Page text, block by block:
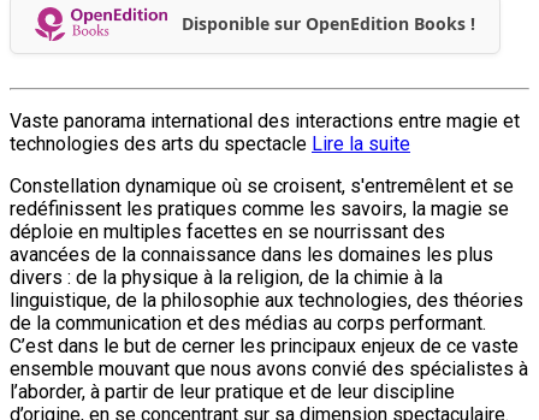
Disponible sur OpenEdition Books !
Vaste panorama international des interactions entre magie et
technologies des arts du spectacle Lire la suite
Constellation dynamique où se croisent, s'entremêlent et se
redéfinissent les pratiques comme les savoirs, la magie se
déploie en multiples facettes en se nourrissant des
avancées de la connaissance dans les domaines les plus
divers : de la physique à la religion, de la chimie à la
linguistique, de la philosophie aux technologies, des théories
de la communication et des médias au corps performant.
C’est dans le but de cerner les principaux enjeux de ce vaste
ensemble mouvant que nous avons convié des spécialistes à
l’aborder, à partir de leur pratique et de leur discipline
d’origine, en se concentrant sur sa dimension spectaculaire.